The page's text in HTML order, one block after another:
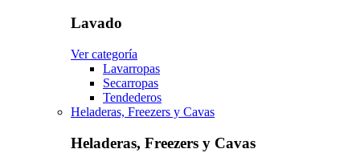
Lavado
Ver categoría
Lavarropas
Secarropas
Tendederos
Heladeras, Freezers y Cavas
Heladeras, Freezers y Cavas